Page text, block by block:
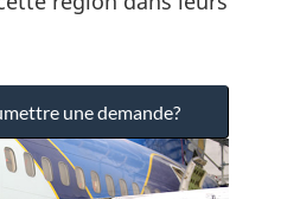
Comment soumettre une demande?